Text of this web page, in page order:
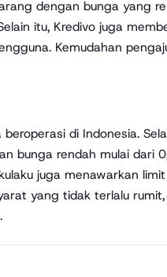
dengan bunga yang
itu, Kredivo juga
Kemudahan
di Indonesia.
bunga rendah mulai dari
juga menawarkan
yang tidak terlalu